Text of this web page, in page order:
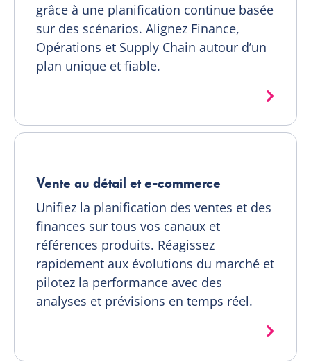
grâce à une planification continue basée
sur des scénarios. Alignez Finance,
Opérations et Supply Chain autour d’un
plan unique et fiable.
Vente au détail et e-commerce
Unifiez la planification des ventes et des
finances sur tous vos canaux et
références produits. Réagissez
rapidement aux évolutions du marché et
pilotez la performance avec des
analyses et prévisions en temps réel.